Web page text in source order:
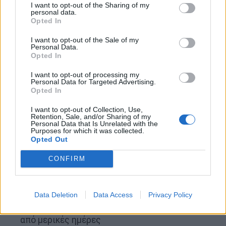
I want to opt-out of the Sharing of my
personal data.
Opted In
I want to opt-out of the Sale of my
Personal Data.
Opted In
I want to opt-out of processing my
Personal Data for Targeted Advertising.
Opted In
I want to opt-out of Collection, Use,
Retention, Sale, and/or Sharing of my
Personal Data that Is Unrelated with the
Purposes for which it was collected.
Opted Out
CONFIRM
Data Deletion Data Access Privacy Policy
Γαστρεντερικά προβλήματα: Πότε
πρέπει να επικοινωνήσετε με
γιατρό
Είναι σημαντικό να αναζητήσετε ιατρική βοήθεια
εάν εμφανίσετε οποιοδήποτε από τα ακόλουθα:
Επίμονος υψηλός πυρετός (πάνω από 38°C)
Έντονος πόνος στην κοιλιά
Εμετός ή κόπρανα με αίμα
Σημάδια σοβαρής αφυδάτωσης, όπως ζάλη,
σύγχυση και γρήγορος καρδιακός παλμός
από μερικές ημέρες